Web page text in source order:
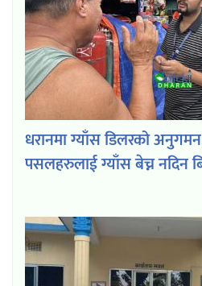
धरानमा ग्याँस डिलरको
पसलहरुलाई ग्याँस बेच्न नदिन